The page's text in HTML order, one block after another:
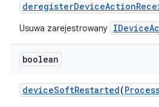
deregisterDeviceAction
Usuwa zarejestrowany
boolean
deviceSoftRestarted(